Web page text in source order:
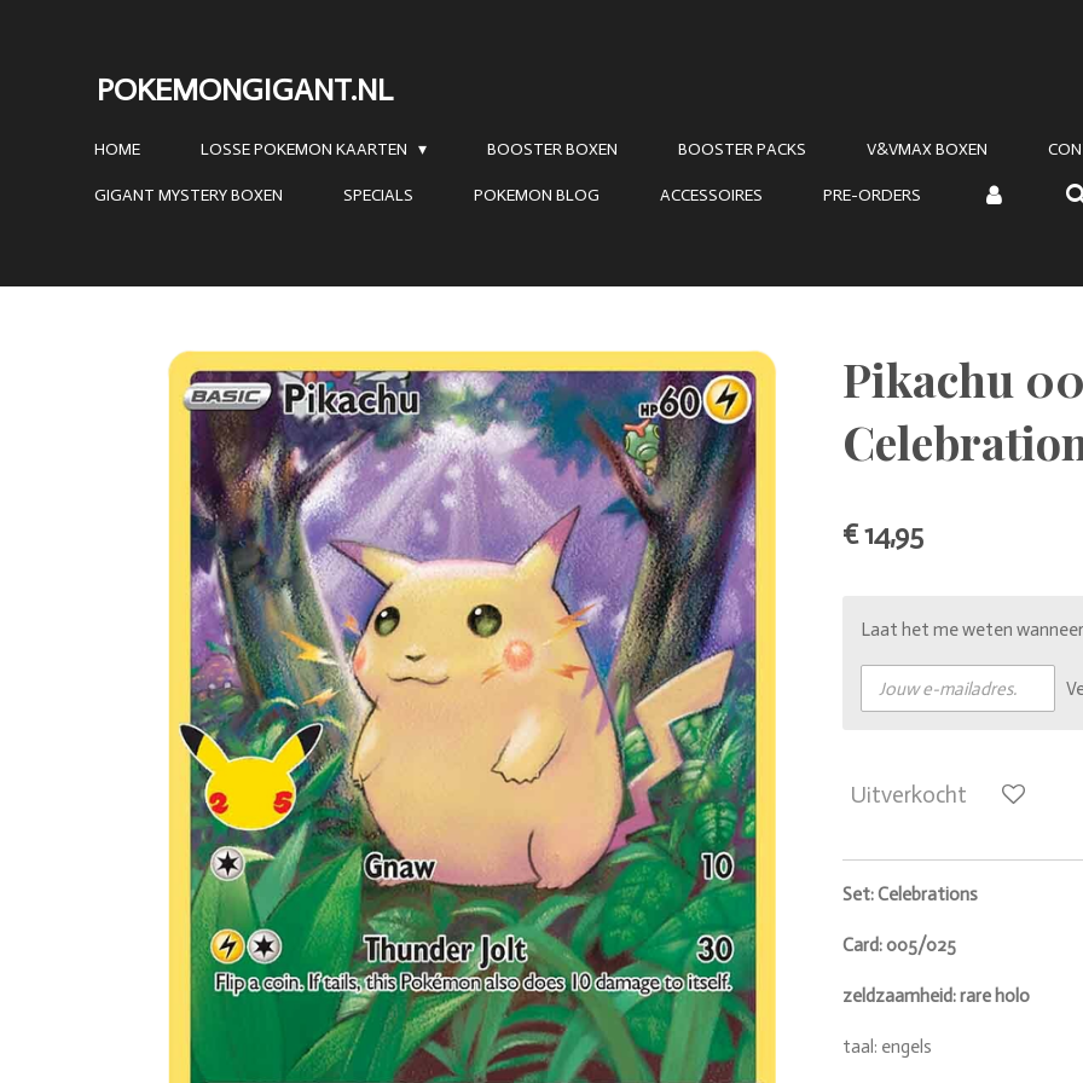
hoofdinhoud
POKEMONGIGANT.NL
HOME LOSSE POKEMON KAARTEN BOOSTER BOXEN BOOSTER PACKS V&VMAX BOXEN
GIGANT MYSTERY BOXEN SPECIALS POKEMON BLOG ACCESSOIRES PRE-ORDERS
Pikachu
€ 14,95
Laat het me weten
Uitverkocht
Set: Celebrations
Card: 005/025
zeldzaamheid: rare holo
taal: engels